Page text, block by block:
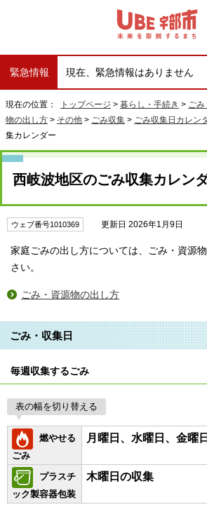
緊急情報 現在、緊急情報はありません
現在の位置： トップページ > 暮らし・手続き > ご
物の出し方 > その他 > ごみ収集 > ごみ収集日カレン
集カレンダー
西岐波地区のごみ収集カレン
ウェブ番号1010369 更新日 2026年1月9日
家庭ごみの出し方については、ごみ・資源
さい。
ごみ・資源物の出し方
ごみ・収集日
毎週収集するごみ
表の幅を切り替える
燃やせる
ごみ
月曜日、水曜日、金曜
プラスチ
ック製容器包装
木曜日の収集